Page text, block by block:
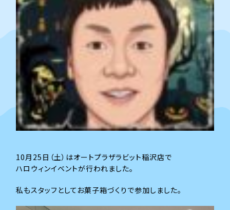
10月25日（土）はオートプラザラビット稲沢店で
ハロウィンイベントが行われました。
私もスタッフとしてお菓子箱づくりで参加しました。